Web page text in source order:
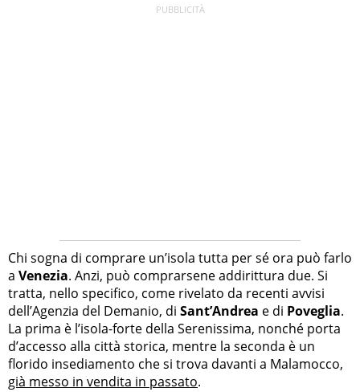
Chi sogna di comprare un’isola tutta per sé ora può farlo
a Venezia. Anzi, può comprarsene addirittura due. Si
tratta, nello specifico, come rivelato da recenti avvisi
dell’Agenzia del Demanio, di Sant’Andrea e di Poveglia.
La prima è l’isola-forte della Serenissima, nonché porta
d’accesso alla città storica, mentre la seconda è un
florido insediamento che si trova davanti a Malamocco,
già messo in vendita in passato.